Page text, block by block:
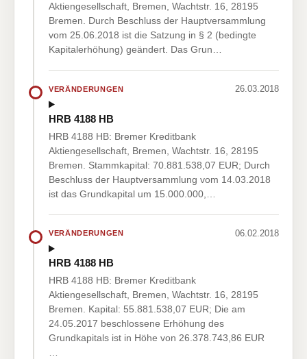
Aktiengesellschaft, Bremen, Wachtstr. 16, 28195
Bremen. Durch Beschluss der Hauptversammlung
vom 25.06.2018 ist die Satzung in § 2 (bedingte
Kapitalerhöhung) geändert. Das Grun…
VERÄNDERUNGEN 26.03.2018
HRB 4188 HB
HRB 4188 HB: Bremer Kreditbank
Aktiengesellschaft, Bremen, Wachtstr. 16, 28195
Bremen. Stammkapital: 70.881.538,07 EUR; Durch
Beschluss der Hauptversammlung vom 14.03.2018
ist das Grundkapital um 15.000.000,…
VERÄNDERUNGEN 06.02.2018
HRB 4188 HB
HRB 4188 HB: Bremer Kreditbank
Aktiengesellschaft, Bremen, Wachtstr. 16, 28195
Bremen. Kapital: 55.881.538,07 EUR; Die am
24.05.2017 beschlossene Erhöhung des
Grundkapitals ist in Höhe von 26.378.743,86 EUR
…